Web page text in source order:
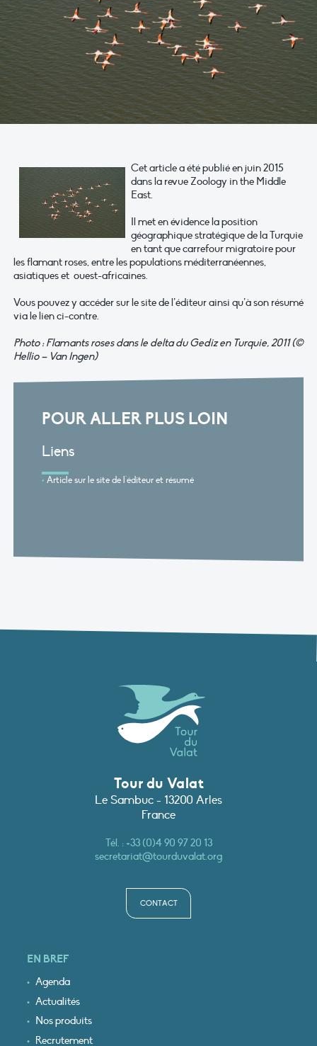
Cet article a été publié en juin 2015
dans la revue Zoology in the Middle
East.
Il met en évidence la position
géographique stratégique de la Turquie
en tant que carrefour migratoire pour
les flamant roses, entre les populations méditerranéennes,
asiatiques et ouest-africaines.
Vous pouvez y accéder sur le site de l’éditeur ainsi qu’à son résumé
via le lien ci-contre.
Photo : Flamants roses dans le delta du Gediz en Turquie, 2011 (©
Hellio – Van Ingen)
POUR ALLER PLUS LOIN
Liens
Article sur le site de l'éditeur et résumé
Tour du Valat
Le Sambuc - 13200 Arles
France
Tél. :+33 (0)4 90 97 20 13
secretariat@tourduvalat.org
CONTACT
EN BREF
Agenda
Actualités
Nos produits
Recrutement